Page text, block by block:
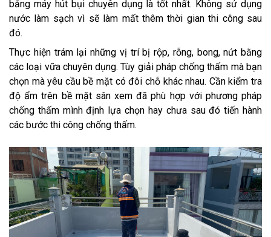
bằng máy hút bụi chuyên dụng là tốt nhất. Không sử dụng
nước làm sạch vì sẽ làm mất thêm thời gian thi công sau
đó.
Thực hiện trám lại những vị trí bị rộp, rỗng, bong, nứt bằng
các loại vữa chuyên dụng. Tùy giải pháp chống thấm mà bạn
chọn mà yêu cầu bề mặt có đôi chỗ khác nhau. Cần kiểm tra
độ ẩm trên bề mặt sân xem đã phù hợp với phương pháp
chống thấm mình định lựa chọn hay chưa sau đó tiến hành
các bước thi công chống thấm.